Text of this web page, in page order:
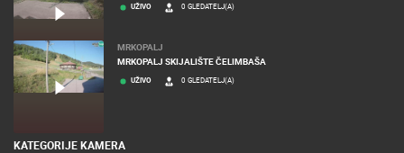
UŽIVO 0 GLEDATELJ(A)
MRKOPALJ
MRKOPALJ SKIJALIŠTE ČELIMBAŠA
UŽIVO 0 GLEDATELJ(A)
KATEGORIJE KAMERA